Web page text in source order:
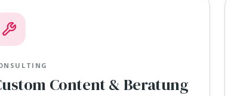
Content & Beratung